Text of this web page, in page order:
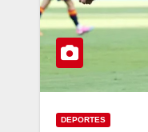
DEPORTES